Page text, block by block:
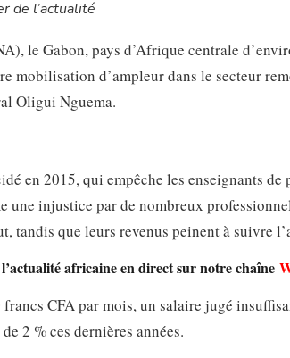
de l’actualité
le Gabon, pays d’Afrique centrale
mobilisation d’ampleur dans le secteur
Oligui Nguema.
en 2015, qui empêche les enseignants de
injustice par de nombreux
tandis que leurs revenus peinent à suivre
africaine en direct sur notre chaîne
CFA par mois, un salaire jugé
2 % ces dernières années.